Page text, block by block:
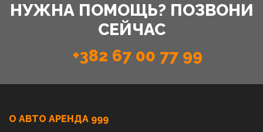
НУЖНА ПОМОЩЬ? ПОЗВОНИ
СЕЙЧАС
+382 67 00 77 99
О АВТО AРЕНДА 999